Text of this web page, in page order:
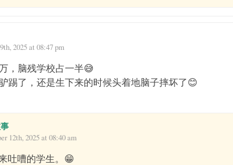
2025 at 08:47 pm
，脑残学校占一半😅
踢了，还是生下来的时候头着地脑子摔坏了😊
12th, 2025 at 08:40 am
吐嘈的学生。😁